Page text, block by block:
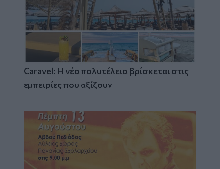
Caravel: Η νέα πολυτέλεια βρίσκεται στις
εμπειρίες που αξίζουν